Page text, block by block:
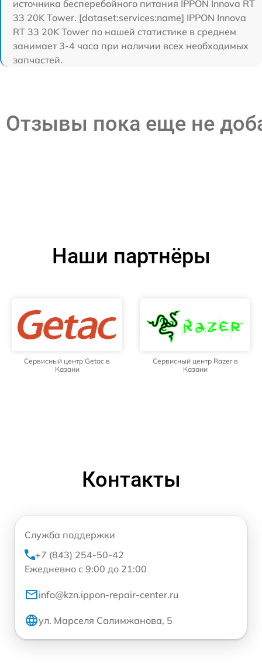
источника бесперебойного питания IPPON Innova RT
33 20K Tower. [dataset:services:name] IPPON Innova
RT 33 20K Tower по нашей статистике в среднем
занимает 3-4 часа при наличии всех необходимых
запчастей.
Отзывы пока еще не
Наши партнёры
Сервисный центр Getac в
Казани
Сервисный центр Razer в
Казани
Контакты
Служба поддержки
+7 (843) 254-50-42
Ежедневно с 9:00 до 21:00
info@kzn.ippon-repair-center.ru
ул. Марселя Салимжанова, 5